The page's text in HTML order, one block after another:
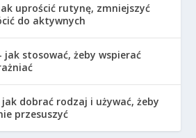
uprościć rutynę, zmniejszyć
do aktywnych
stosować, żeby wspierać
dobrać rodzaj i używać, żeby
przesuszyć